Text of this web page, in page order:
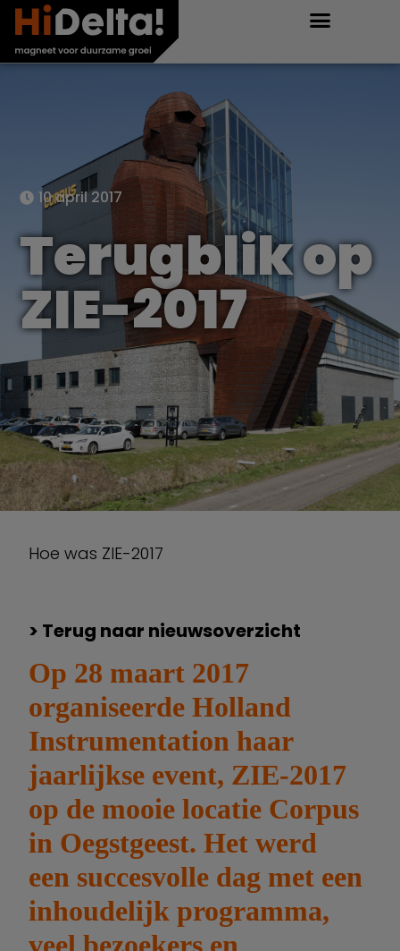
10 april 2017
Terugblik op
ZIE-2017
Hoe was ZIE-2017
> Terug naar nieuwsoverzicht
Op 28 maart 2017
organiseerde Holland
Instrumentation haar
jaarlijkse event, ZIE-2017
op de mooie locatie Corpus
in Oegstgeest. Het werd
een succesvolle dag met een
inhoudelijk programma,
veel bezoekers en